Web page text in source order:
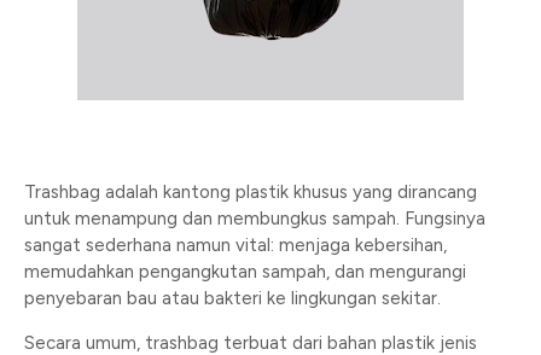
Trashbag adalah kantong plastik khusus yang dirancang
untuk menampung dan membungkus sampah. Fungsinya
sangat sederhana namun vital: menjaga kebersihan,
memudahkan pengangkutan sampah, dan mengurangi
penyebaran bau atau bakteri ke lingkungan sekitar.
Secara umum, trashbag terbuat dari bahan plastik jenis